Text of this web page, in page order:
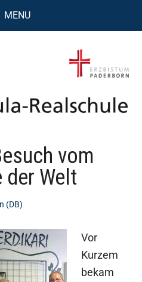
MENU
vom
der Welt
(DB)
Vor
Kurzem
bekam